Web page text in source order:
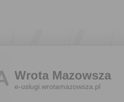
Wrota Mazowsza
e-uslugi.wrotamazowsza.pl